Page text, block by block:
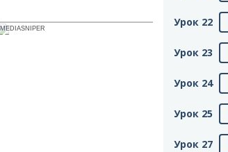
MEDIASNIPER Урок 22
Урок 23
Урок 24
Урок 25
Урок 27